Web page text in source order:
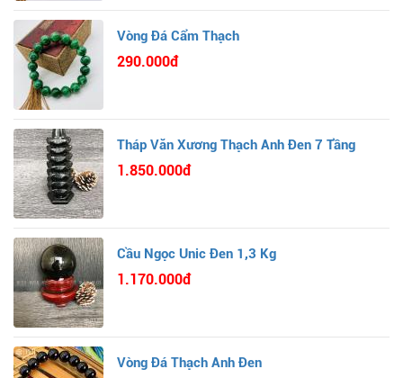
Vòng Đá Cẩm Thạch
290.000đ
Tháp Văn Xương Thạch Anh Đen 7 Tầng
1.850.000đ
Cầu Ngọc Unic Đen 1,3 Kg
1.170.000đ
Vòng Đá Thạch Anh Đen